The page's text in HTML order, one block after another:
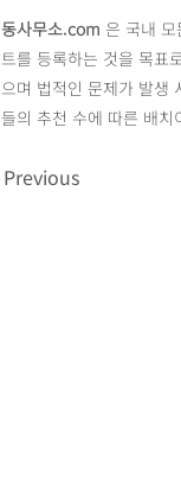
동사무소.com 은 국내
트를 등록하는 것을 목표
으며 법적인 문제가 발생
들의 추천 수에 따른 배
Previous